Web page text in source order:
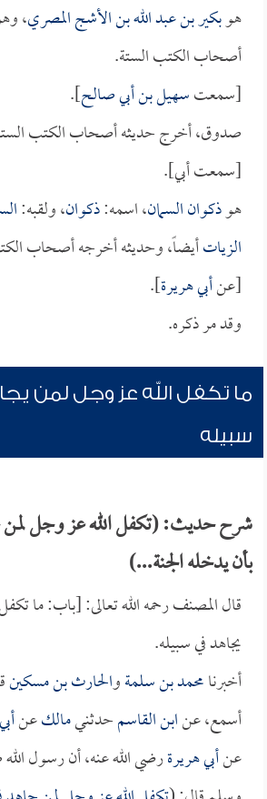
هوبكير بن عبد الله بن الأشج المصري،
أصحاب الكتب الستة.
[سمعتسهيل بن أبي صالح].
صدوق، أخرج حديثه أصحاب الكتب
[سمعت أبي].
هوذكوان السمان، اسمه:ذكوان، ولقبه:
الزياتأيضاً، وحديثه أخرجه أصحاب
[عنأبي هريرة].
وقد مر ذكره.
ما تكفل الله عز وجل لمن
سبيله
شرح حديث: (تكفل الله عز وجل لمن
بأن يدخله الجنة...)
قال المصنف رحمه الله تعالى: [باب: ما
يجاهد في سبيله.
أخبرنامحمد بن سلمةوالحارث بن مسكين
أسمع، عنابن القاسمحدثنيمالكعن
عنأبي هريرةرضي الله عنه، أن رسول الله